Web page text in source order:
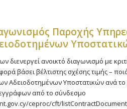
Παροχής
διενεργεί ανοικτό διαγωνισμό με
βάσει βέλτιστης σχέσης τιμής –
Αδειοδοτημένων Υποστατικών ανά
από το σύνδεσμο
ceproc/cft/